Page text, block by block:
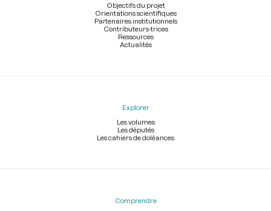
Objectifs du projet
Orientations scientifiques
Partenaires institutionnels
Contributeurs-trices
Ressources
Actualités
Explorer
Les volumes
Les députés
Les cahiers de doléances
Comprendre